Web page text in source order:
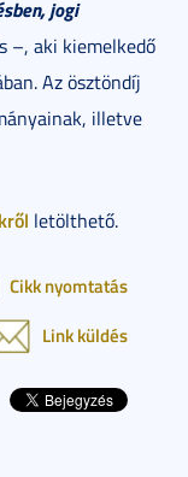
jogi
–, aki kiemelkedő
Az ösztöndíj
illetve
letölthető.
Cikk nyomtatás
Link küldés